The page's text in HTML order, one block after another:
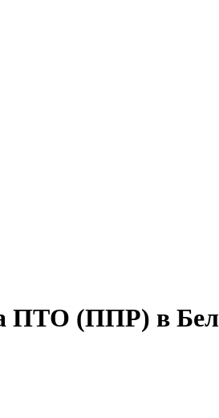
ПТО (ППР) в